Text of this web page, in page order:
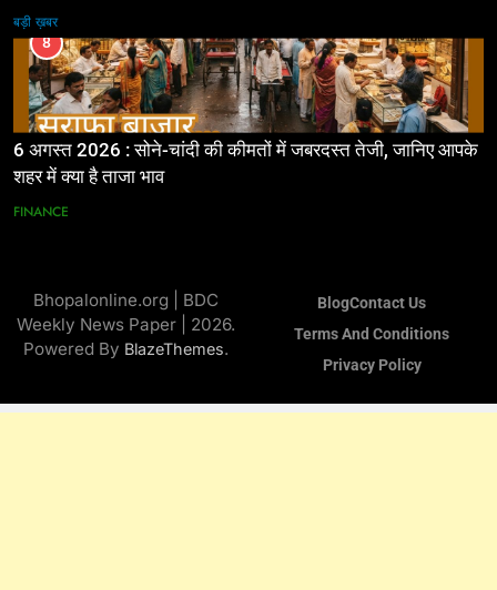
बड़ी ख़बर
8
6 अगस्त 2026 : सोने-चांदी की कीमतों में जबरदस्त तेजी, जानिए आपके
शहर में क्या है ताजा भाव
FINANCE
Bhopalonline.org | BDC
Weekly News Paper | 2026.
Powered By BlazeThemes.
BlogContact Us
Terms And Conditions
Privacy Policy